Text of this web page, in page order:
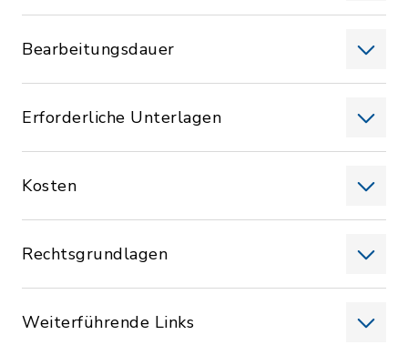
Bearbeitungsdauer
Erforderliche Unterlagen
Kosten
Rechtsgrundlagen
Weiterführende Links